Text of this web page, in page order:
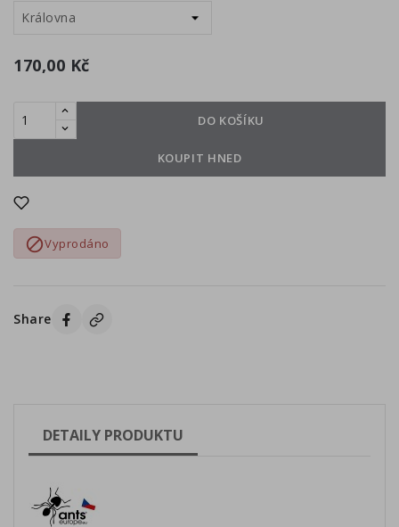
170,00 Kč
DO KOŠÍKU
KOUPIT HNED
Vyprodáno
Share
DETAILY PRODUKTU